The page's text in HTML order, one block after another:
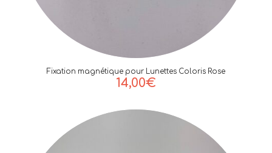
Fixation magnétique pour Lunettes Coloris Rose
14,00€